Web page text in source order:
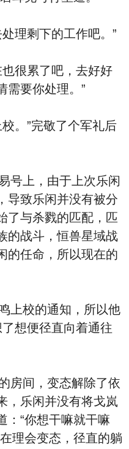
理剩下的工作吧。”
很累了吧，去好好
需要你处理。”
。”完敬了个军礼后
号上，由于上次乐闲
导致乐闲并没有被分
了与杀戮的匹配，匹
的战斗，恒兽星域战
的任命，所以现在的
上校的通知，所以他
想便径直向着通往
房间，变态解除了依
，乐闲并没有将戈岚
：“你想干嘛就干嘛
理会变态，径直的躺